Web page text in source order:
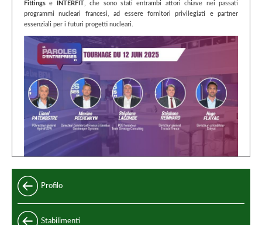
Fittings e INTERFIT , che sono stati entrambi attori chiave nei passati
programmi nucleari francesi, ad essere fornitori privilegiati e partner
essenziali per i futuri progetti nucleari.
Profilo
Stabilimenti